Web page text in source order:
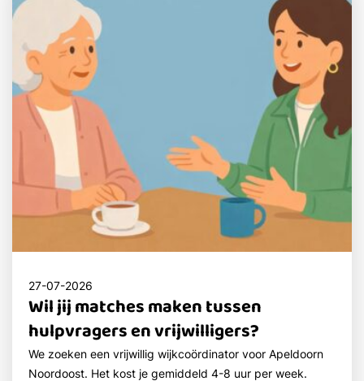
27-07-2026
Wil jij matches maken tussen
hulpvragers en vrijwilligers?
We zoeken een vrijwillig wijkcoördinator voor Apeldoorn
Noordoost. Het kost je gemiddeld 4-8 uur per week.